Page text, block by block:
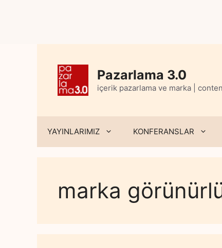
Pazarlama 3.0
içerik pazarlama ve marka |
YAYINLARIMIZ KONFERANSLAR
marka